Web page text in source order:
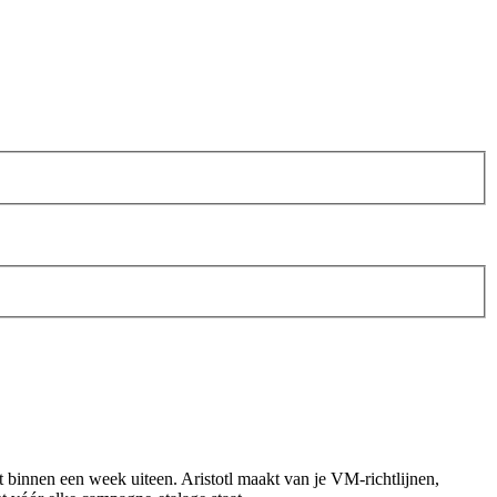
binnen een week uiteen. Aristotl maakt van je VM-richtlijnen,